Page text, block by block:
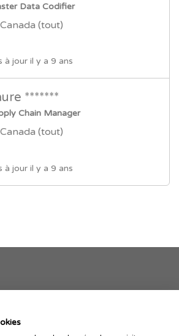
Data Codifier
Canada (tout)
à jour il y a 9 ans
*******
Chain Manager
Canada (tout)
à jour il y a 9 ans
publie mon offre